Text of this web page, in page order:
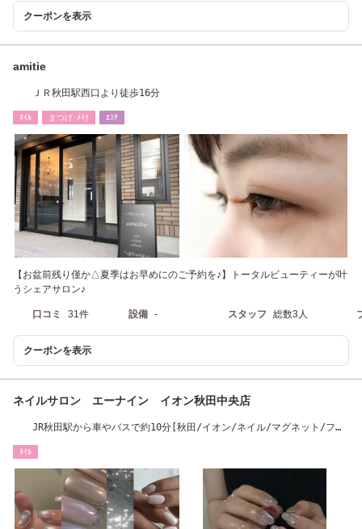
クーポンを表示
amitie
ＪＲ秋田駅西口より徒歩16分
ﾈｲﾙ まつげ･ﾒｲｸ ｴｽﾃ
【お盆前残り僅か△夏季はお早めにのご予約を♪】トータルビューティーが叶
うシェアサロン♪
口コミ 31件 設備 - スタッフ 総数3人
クーポンを表示
ネイルサロン エーナイン イオン秋田中央店
JR秋田駅から車やバスで約10分[秋田/イオン/ネイル/マグネット/フッ
ﾈｲﾙ